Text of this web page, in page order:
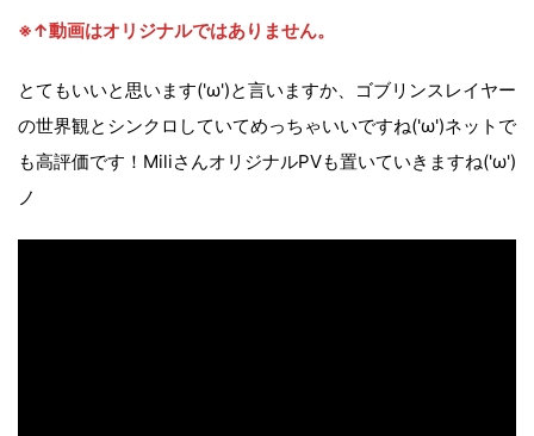
※↑動画はオリジナルではありません。
とてもいいと思います('ω')と言いますか、ゴブリンスレイヤー
の世界観とシンクロしていてめっちゃいいですね('ω')ネットで
も高評価です！MiliさんオリジナルPVも置いていきますね('ω')
ノ